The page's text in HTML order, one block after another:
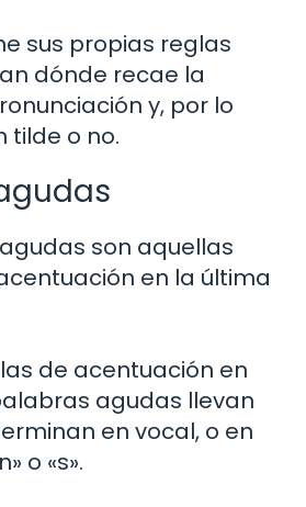
sus propias reglas
dónde recae la
y, por lo
tilde o no.
son aquellas
en la última
de acentuación en
agudas llevan
en vocal, o en
o «s».